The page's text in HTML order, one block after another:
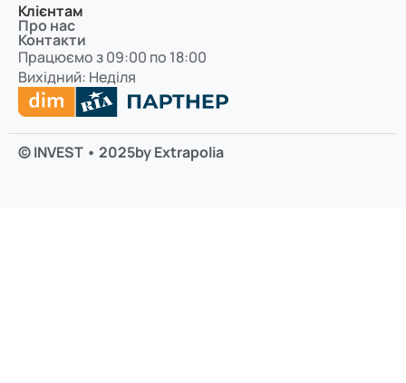
Клієнтам
Про нас
Контакти
Працюємо з 09:00 по 18:00
Вихідний: Неділя
© INVEST • 2025by Extrapolia